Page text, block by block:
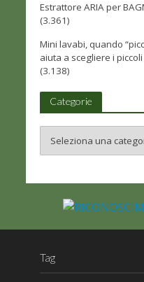
Estrattore ARIA per
(3.361)
Mini lavabi, quando
aiuta a scegliere i
(3.138)
Categorie
Tag